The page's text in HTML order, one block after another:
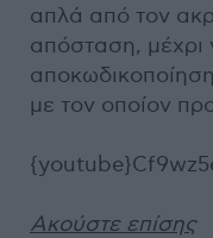
απλά από τον
απόσταση, μέχρι
με τον οποίον
Ακούστε επίσης